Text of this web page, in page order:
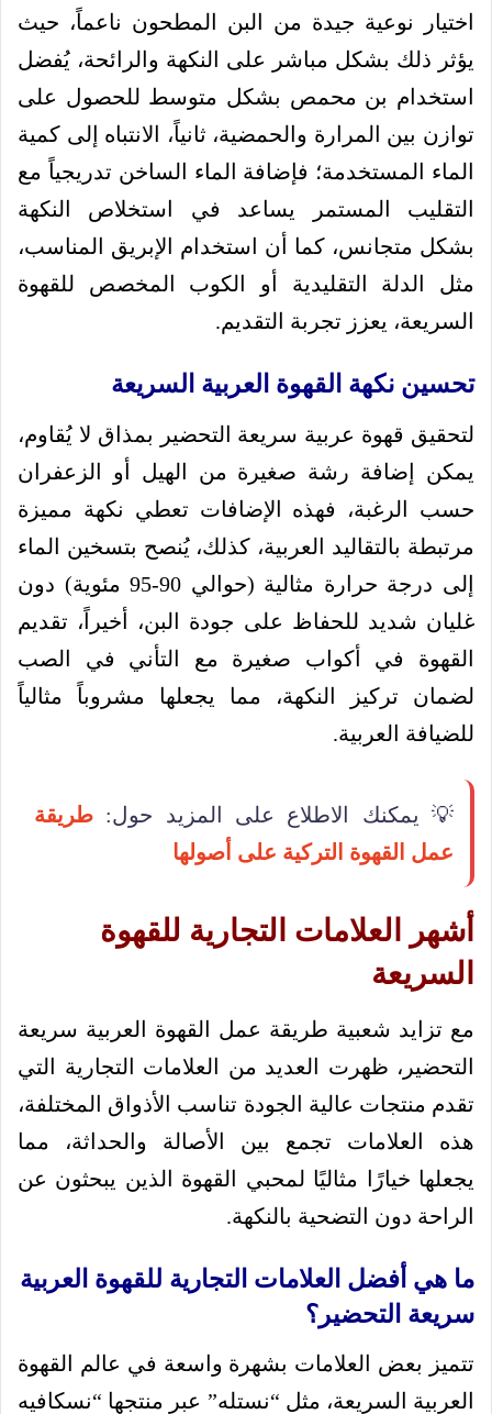
اختيار نوعية جيدة من البن المطحون ناعماً، حيث
يؤثر ذلك بشكل مباشر على النكهة والرائحة، يُفضل
استخدام بن محمص بشكل متوسط للحصول على
توازن بين المرارة والحمضية، ثانياً، الانتباه إلى كمية
الماء المستخدمة؛ فإضافة الماء الساخن تدريجياً مع
التقليب المستمر يساعد في استخلاص النكهة
بشكل متجانس، كما أن استخدام الإبريق المناسب،
مثل الدلة التقليدية أو الكوب المخصص للقهوة
السريعة، يعزز تجربة التقديم.
تحسين نكهة القهوة العربية السريعة
لتحقيق قهوة عربية سريعة التحضير بمذاق لا يُقاوم،
يمكن إضافة رشة صغيرة من الهيل أو الزعفران
حسب الرغبة، فهذه الإضافات تعطي نكهة مميزة
مرتبطة بالتقاليد العربية، كذلك، يُنصح بتسخين الماء
إلى درجة حرارة مثالية (حوالي 90-95 مئوية) دون
غليان شديد للحفاظ على جودة البن، أخيراً، تقديم
القهوة في أكواب صغيرة مع التأني في الصب
لضمان تركيز النكهة، مما يجعلها مشروباً مثالياً
للضيافة العربية.
💡 يمكنك الاطلاع على المزيد حول: طريقة
عمل القهوة التركية على أصولها
أشهر العلامات التجارية للقهوة
السريعة
مع تزايد شعبية طريقة عمل القهوة العربية سريعة
التحضير، ظهرت العديد من العلامات التجارية التي
تقدم منتجات عالية الجودة تناسب الأذواق المختلفة،
هذه العلامات تجمع بين الأصالة والحداثة، مما
يجعلها خيارًا مثاليًا لمحبي القهوة الذين يبحثون عن
الراحة دون التضحية بالنكهة.
ما هي أفضل العلامات التجارية للقهوة العربية
سريعة التحضير؟
تتميز بعض العلامات بشهرة واسعة في عالم القهوة
العربية السريعة، مثل “نستله” عبر منتجها “نسكافيه